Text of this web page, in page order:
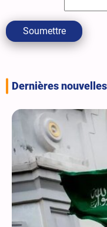
Soumettre
Dernières nouvelles